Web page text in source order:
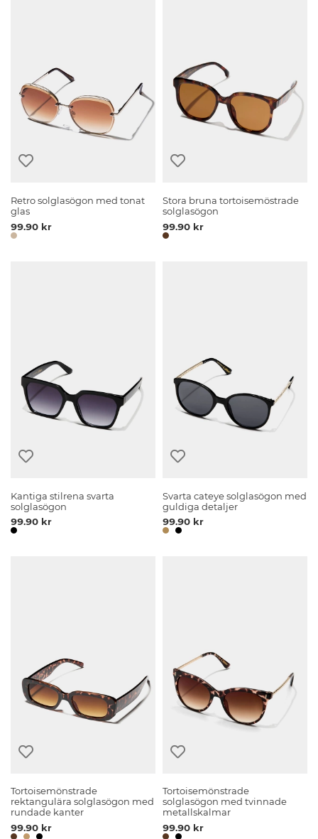
Retro solglasögon med tonat
glas
99.90 kr
Stora bruna tortoisemöstrade
solglasögon
99.90 kr
Kantiga stilrena svarta
solglasögon
99.90 kr
Svarta cateye solglasögon med
guldiga detaljer
99.90 kr
Tortoisemönstrade
rektangulära solglasögon med
rundade kanter
99.90 kr
Tortoisemönstrade
solglasögon med tvinnade
metallskalmar
99.90 kr